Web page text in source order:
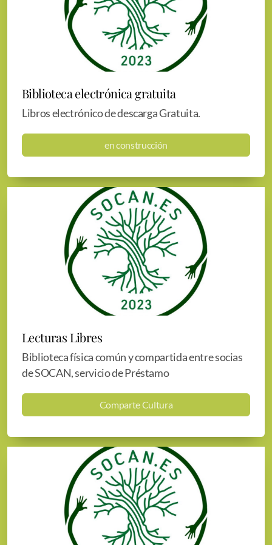
Biblioteca electrónica gratuita
Libros electrónico de descarga Gratuita.
en construcción
Lecturas Libres
Biblioteca física común y compartida entre socias
de SOCAN, servicio de Préstamo
Comparte Cultura
La Alpispa en la Ballena
Bosques Comestibles
Bioconstrucción
Plantas que cuidan plantas
Preparados y Potingues